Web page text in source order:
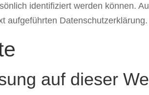
identifiziert werden können.
aufgeführten Datenschutzerklärung.
auf dieser